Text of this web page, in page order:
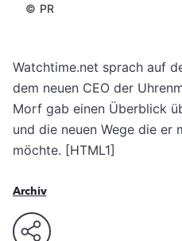
© PR
Watchtime.net sprach auf
dem neuen CEO der
Morf gab einen Überblick
und die neuen Wege die er
möchte. [HTML1]
Archiv